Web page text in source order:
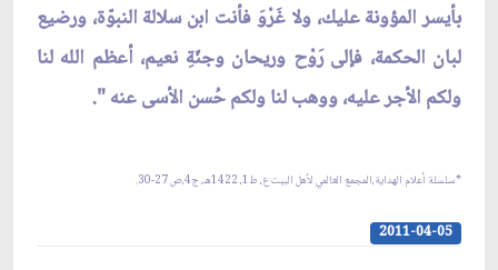
بأيسر المؤونة عليك، ولا غَرْوَ فأنت ابن سلالة النبوّة، ورضيع
لبان الحكمة، فإلى رَوْح وريحان وجنّةِ نعيم، أعظم الله لنا
ولكم الأجر عليه، ووهب لنا ولكم حُسن الأسى عنه ".
*سلسلة أعلام الهداية،المجمع العالمي لأهل البيت ع، ط1، 1422هـ، ج4،ص 27-30.
2011-04-05